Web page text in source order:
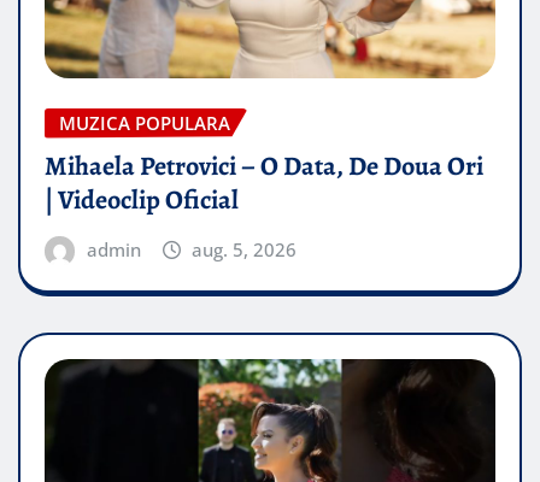
MUZICA POPULARA
Mihaela Petrovici – O Data, De Doua Ori
| Videoclip Oficial
admin aug. 5, 2026